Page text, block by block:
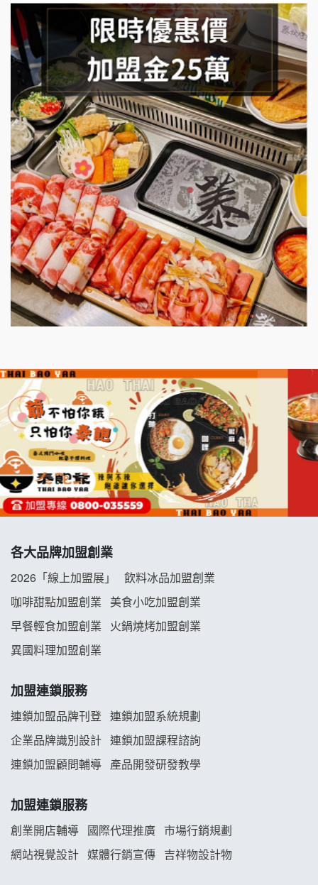
手作功夫茶加盟說明會
SHARE TEA歇腳亭加盟說明會
潮味決-湯滷專門店加盟說明會
鬍子茶加盟說明會
鮮茶道加盟說明會
微風亭鐵板燒加盟說明會
漫步藍咖啡加盟說明會
明石章魚燒加盟說明會
出櫃加盟說明會
七盞茶加盟說明會
拉亞漢堡加盟說明會
杜芳子古味茶鋪加盟說明會
優握握×酸奶大獅加盟說明會
冬城門加盟說明會
拾鑶火鍋加盟說明會
阿性情趣無人販售所加盟明會
龍涎居好湯加盟說明會
舒油頭加盟說明會
韓金量加盟說明會
義氣豐發雞加盟說明會
Mr.Wish加盟說明會
白鬍泡泡 BOHO POPO加盟說明會
雞咕雞咕加盟說明會
各大品牌加盟創業
2026「線上加盟展」
飲料冰品加盟創業
咖啡甜點加盟創業
美食小吃加盟創業
早餐輕食加盟創業
火鍋燒烤加盟創業
異國料理加盟創業
加盟連鎖服務
連鎖加盟品牌刊登 連鎖加盟系統規劃
企業品牌識別設計 連鎖加盟課程諮詢
連鎖加盟顧問輔導 產品開發研發教學
加盟連鎖服務
創業開店輔導 國際代理推廣 市場行銷規劃
網站視覺設計 媒體行銷宣傳 吉祥物設計物